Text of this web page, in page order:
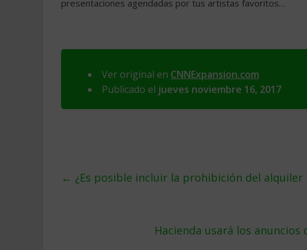
presentaciones agendadas por tus artistas favoritos…
Ver original en CNNExpansion.com
Publicado el jueves noviembre 16, 2017
← ¿Es posible incluir la prohibición del
Hacienda usará los